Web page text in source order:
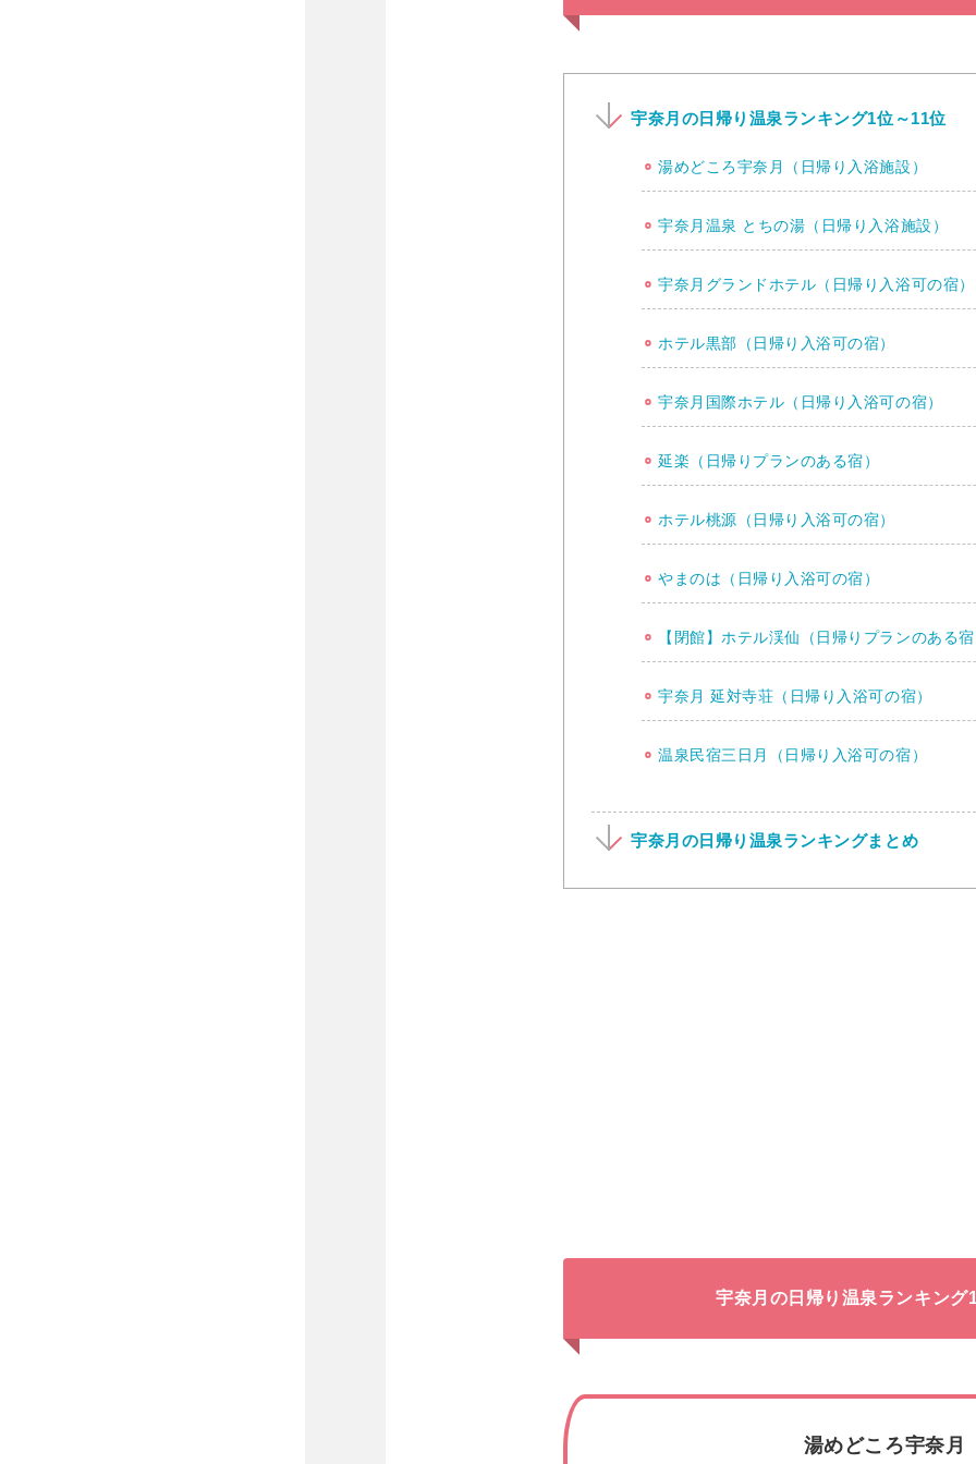
宇奈月の日帰り温泉ランキング1位～11位
湯めどころ宇奈月（日帰り入浴施設）
宇奈月温泉 とちの湯（日帰り入浴施設）
宇奈月グランドホテル（日帰り入浴可の宿）
ホテル黒部（日帰り入浴可の宿）
宇奈月国際ホテル（日帰り入浴可の宿）
延楽（日帰りプランのある宿）
ホテル桃源（日帰り入浴可の宿）
やまのは（日帰り入浴可の宿）
【閉館】ホテル渓仙（日帰りプランのある
宇奈月 延対寺荘（日帰り入浴可の宿）
温泉民宿三日月（日帰り入浴可の宿）
宇奈月の日帰り温泉ランキングまとめ
宇奈月の日帰り温泉ランキング
湯めどころ宇奈月